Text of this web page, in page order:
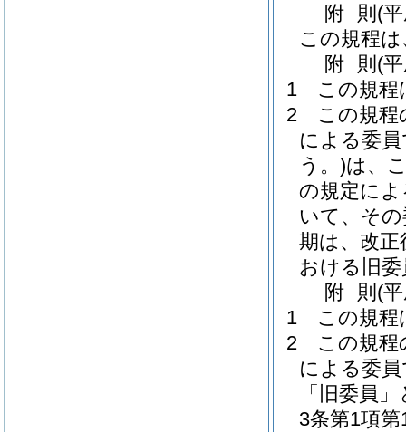
附 則 (
この規程
附 則 (
1
この規程
2
この規程
による委
う。)は、
の規定に
いて、そ
期は、改
おける旧
附 則 (
1
この規程
2
この規程
による委
「旧委員
3条第1項